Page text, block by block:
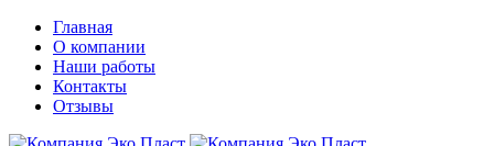
Главная
О компании
Наши работы
Контакты
Отзывы